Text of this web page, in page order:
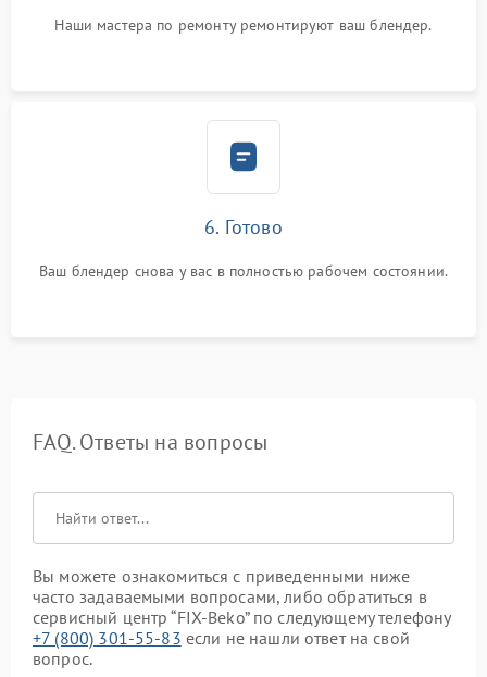
Наши мастера по ремонту ремонтируют ваш блендер.
6. Готово
Ваш блендер снова у вас в полностью рабочем состоянии.
FAQ. Ответы на вопросы
Вы можете ознакомиться с приведенными ниже
часто задаваемыми вопросами, либо обратиться в
сервисный центр “FIX-Beko” по следующему телефону
+7 (800) 301-55-83 если не нашли ответ на свой
вопрос.